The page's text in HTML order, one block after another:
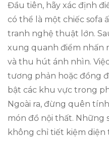
Đầu tiên, hãy xác định
có thể là một chiếc sofa
tranh nghệ thuật lớn.
xung quanh điểm nhấn
và thu hút ánh nhìn.
tương phản hoặc đồng
bật các khu vực trong
Ngoài ra, đừng quên
món đồ nội thất. Những
không chỉ tiết kiệm diện